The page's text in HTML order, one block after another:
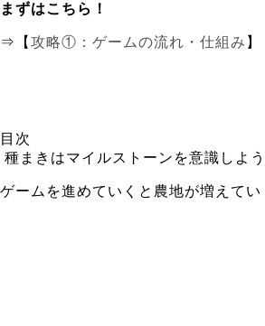
まずはこちら！
⇒【 攻略①：ゲームの流れ・仕組み 】
目次
種まきはマイルストーンを意識しよう
ゲームを進めていくと農地が増えてい